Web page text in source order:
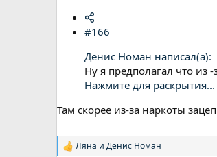
#166
Денис Номан написал(а):
Ну я предполагал что из
Нажмите для раскрытия...
Там скорее из-за наркоты
Р
Ляна и Денис Номан